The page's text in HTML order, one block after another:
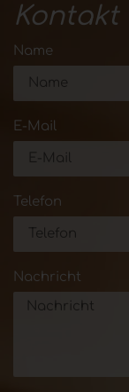
Kontakt
Name
E-Mail
Telefon
Nachricht